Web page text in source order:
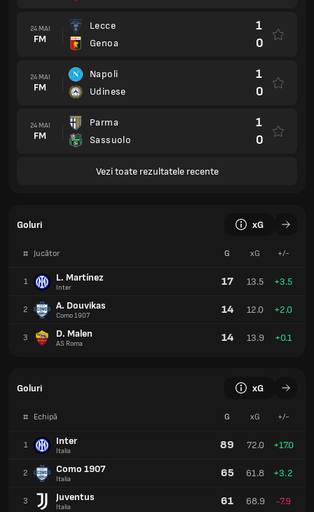
24 MAI
FM
Lecce
Genoa
1
0
24 MAI
FM
Napoli
Udinese
1
0
24 MAI
FM
Parma
Sassuolo
1
0
Vezi toate rezultatele recente
Goluri xG
# Jucător G xG +/-
1 L. Martínez
Inter 17 13.5 +3.5
2 A. Douvikas
Como 1907 14 12.0 +2.0
3 D. Malen
AS Roma 14 13.9 +0.1
Goluri xG
# Echipă G xG +/-
1 Inter
Italia 89 72.0 +17.0
2 Como 1907
Italia 65 61.8 +3.2
3 Juventus
Italia 61 68.9 -7.9